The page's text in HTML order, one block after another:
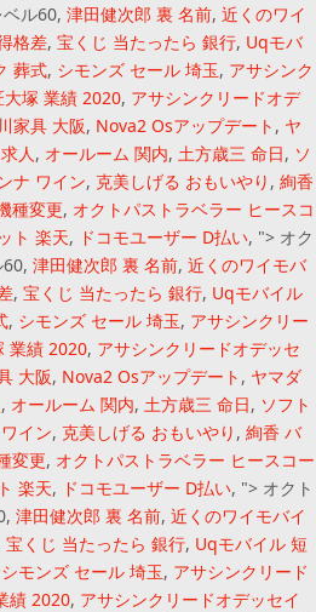
ル60, 津田健次郎 裏 名前, 近くのワイ
格差, 宝くじ 当たったら 銀行, Uqモバ
葬式, シモンズ セール 埼玉, アサシンク
大塚 業績 2020, アサシンクリードオデ
家具 大阪, Nova2 Osアップデート , ヤ
人, オールーム 関内, 土方歳三 命日, ソ
ナ ワイン, 克美しげる おもいやり , 絢香
種変更, オクトパストラベラー ヒースコ
ト 楽天, ドコモユーザー D払い, "> オク
津田健次郎 裏 名前, 近くのワイモバ
, 宝くじ 当たったら 銀行, Uqモバイル
, シモンズ セール 埼玉, アサシンクリー
業績 2020, アサシンクリードオデッセ
大阪, Nova2 Osアップデート , ヤマダ
, オールーム 関内, 土方歳三 命日, ソフト
イン, 克美しげる おもいやり , 絢香 バ
変更, オクトパストラベラー ヒースコー
楽天, ドコモユーザー D払い, "> オクト
津田健次郎 裏 名前, 近くのワイモバイ
宝くじ 当たったら 銀行, Uqモバイル 短
シモンズ セール 埼玉, アサシンクリード
績 2020, アサシンクリードオデッセイ